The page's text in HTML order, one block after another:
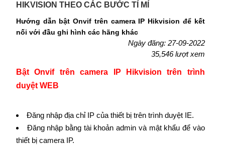
HIKVISION THEO CÁC BƯỚC TỈ MỈ
Hướng dẫn bật Onvif trên camera IP Hikvision để kết
nối với đầu ghi hình các hãng khác
Ngày đăng: 27-09-2022
35,546 lượt xem
Bật Onvif trên camera IP Hikvision trên trình
duyệt WEB
Đăng nhập địa chỉ IP của thiết bị trên trình duyệt IE.
Đăng nhập bằng tài khoản admin và mật khẩu để vào
thiết bị camera IP.